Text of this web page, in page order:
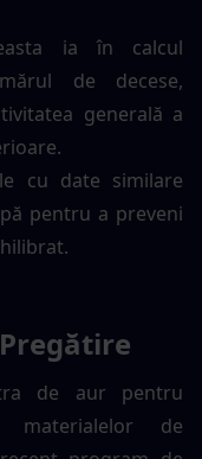
ia în calcul
de decese,
generală a
cu date similare
pentru a preveni
de aur pentru
materialelor de